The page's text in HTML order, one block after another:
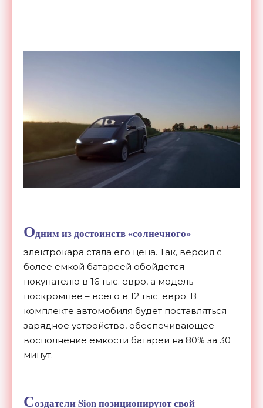
Одним из достоинств «солнечного»
электрокара стала его цена. Так, версия с
более емкой батареей обойдется
покупателю в 16 тыс. евро, а модель
поскромнее – всего в 12 тыс. евро. В
комплекте автомобиля будет поставляться
зарядное устройство, обеспечивающее
восполнение емкости батареи на 80% за 30
минут.
Создатели Sion позиционируют свой